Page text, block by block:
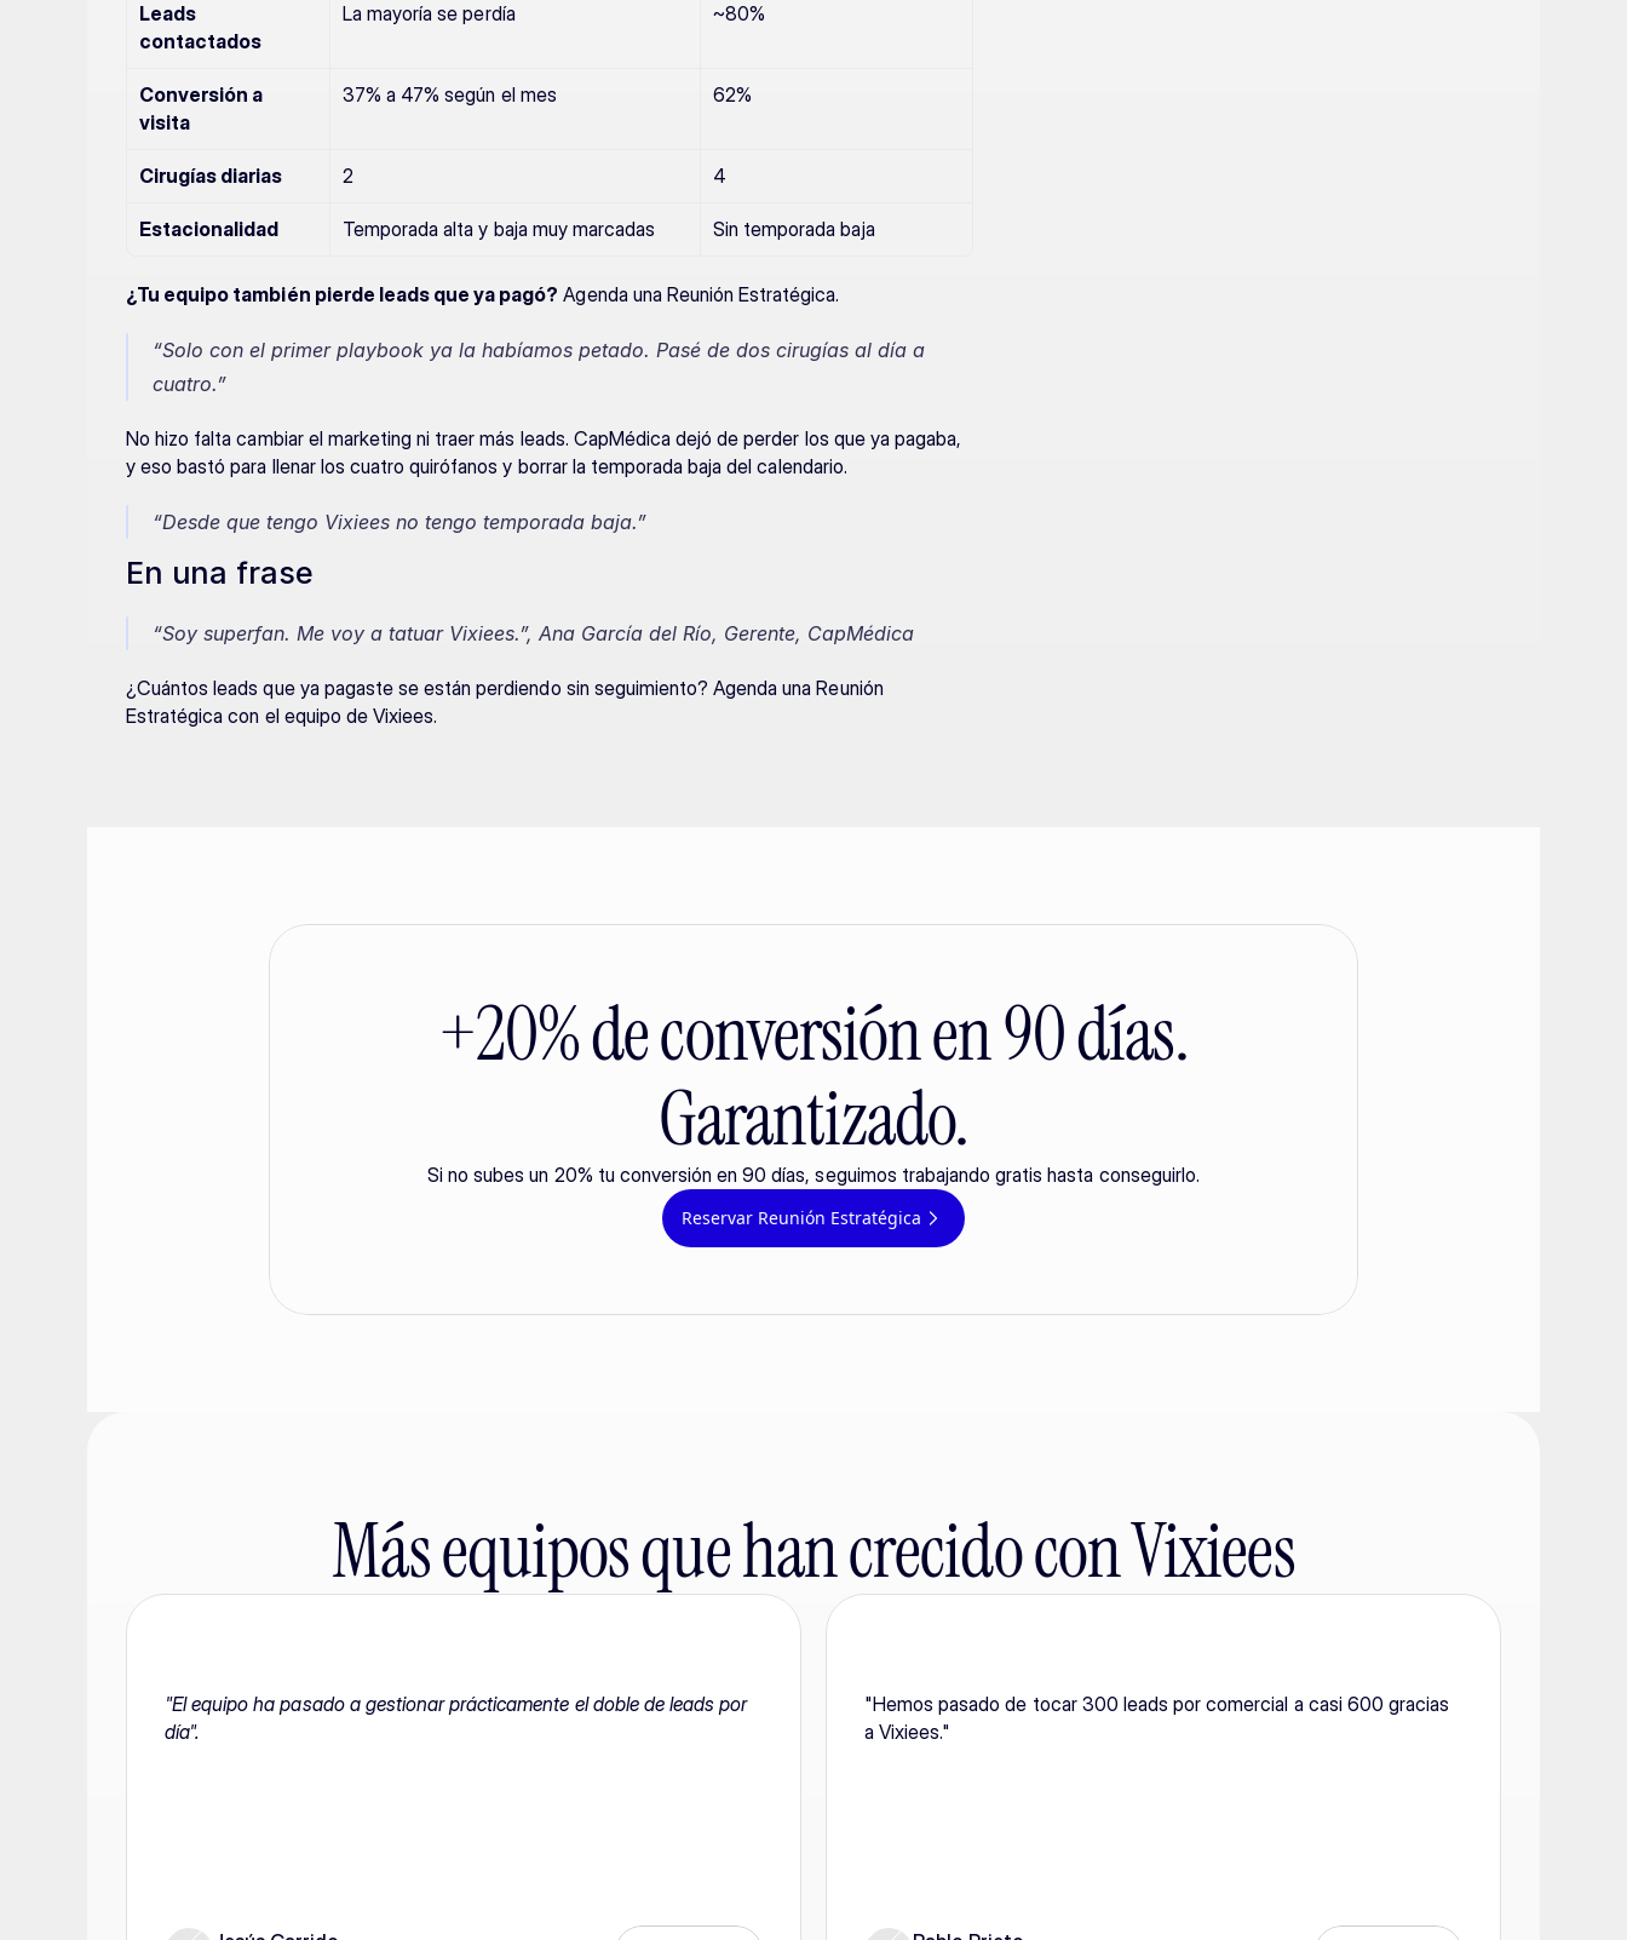
Leads
contactados
La mayoría se perdía ~80%
Conversión a
visita
37% a 47% según el mes 62%
Cirugías diarias 2 4
Estacionalidad Temporada alta y baja muy marcadas Sin temporada baja
¿Tu equipo también pierde leads que ya pagó? Agenda una Reunión Estratégica.
“Solo con el primer playbook ya la habíamos petado. Pasé de dos cirugías al día a
cuatro.”
No hizo falta cambiar el marketing ni traer más leads. CapMédica dejó de perder los que ya pagaba,
y eso bastó para llenar los cuatro quirófanos y borrar la temporada baja del calendario.
“Desde que tengo Vixiees no tengo temporada baja.”
En una frase
“Soy superfan. Me voy a tatuar Vixiees.”, Ana García del Río, Gerente, CapMédica
¿Cuántos leads que ya pagaste se están perdiendo sin seguimiento? Agenda una Reunión
Estratégica con el equipo de Vixiees.
+20% de conversión en 90 días.
Garantizado.
Si no subes un 20% tu conversión en 90 días, seguimos trabajando gratis hasta conseguirlo.
Reservar Reunión Estratégica
Más equipos que han crecido con Vixiees
"El equipo ha pasado a gestionar prácticamente el doble de leads por
día".
"Hemos pasado de tocar 300 leads por comercial a casi 600 gracias
a Vixiees."